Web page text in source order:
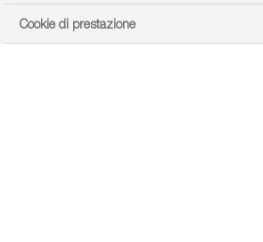
Cookie di prestazione